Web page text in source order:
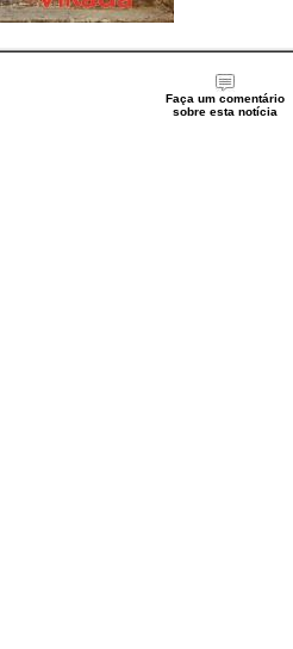
Faça um comentário
sobre esta notícia